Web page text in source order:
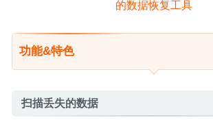
功能&特色
扫描丢失的数据